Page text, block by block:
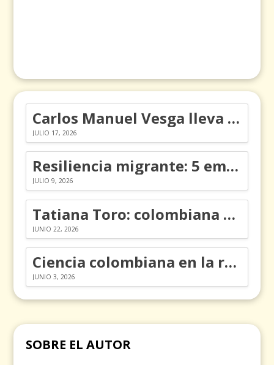
Carlos Manuel Vesga lleva el nombre de Colombia a los Emmy
JULIO 17, 2026
Resiliencia migrante: 5 emociones y cómo gestionarlas
JULIO 9, 2026
Tatiana Toro: colombiana que cambió la historia de las matemáticas
JUNIO 22, 2026
Ciencia colombiana en la revolución de los órganos en chips
JUNIO 3, 2026
SOBRE EL AUTOR